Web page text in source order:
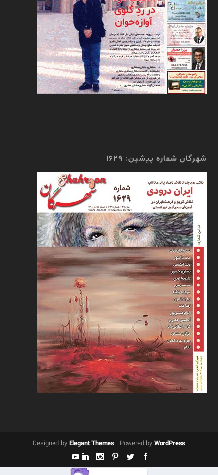
شهرگان شماره پیشین: 1629
Designed by Elegant Themes | Powered by WordPress